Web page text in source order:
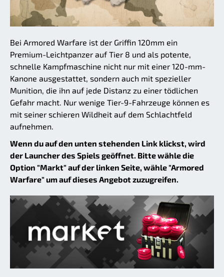
Bei Armored Warfare ist der Griffin 120mm ein
Premium-Leichtpanzer auf Tier 8 und als potente,
schnelle Kampfmaschine nicht nur mit einer 120-mm-
Kanone ausgestattet, sondern auch mit spezieller
Munition, die ihn auf jede Distanz zu einer tödlichen
Gefahr macht. Nur wenige Tier-9-Fahrzeuge können es
mit seiner schieren Wildheit auf dem Schlachtfeld
aufnehmen.
Wenn du auf den unten stehenden Link klickst, wird
der Launcher des Spiels geöffnet. Bitte wähle die
Option "Markt" auf der linken Seite, wähle "Armored
Warfare" um auf dieses Angebot zuzugreifen.